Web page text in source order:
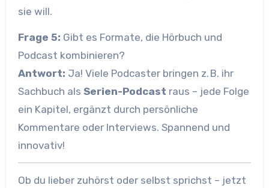
sie will.
Frage 5: Gibt es Formate, die Hörbuch und
Podcast kombinieren?
Antwort: Ja! Viele Podcaster bringen z. B. ihr
Sachbuch als Serien-Podcast raus – jede Folge
ein Kapitel, ergänzt durch persönliche
Kommentare oder Interviews. Spannend und
innovativ!
Ob du lieber zuhörst oder selbst sprichst – jetzt